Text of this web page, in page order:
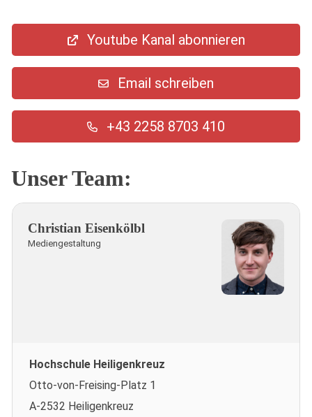
Youtube Kanal abonnieren
Email schreiben
+43 2258 8703 410
Unser Team:
Christian Eisenkölbl
Mediengestaltung
Hochschule Heiligenkreuz
Otto-von-Freising-Platz 1
A-2532 Heiligenkreuz